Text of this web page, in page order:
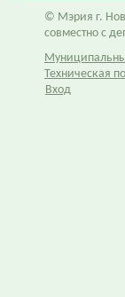
© Мэрия г.
совместно с
Техническая
Вход